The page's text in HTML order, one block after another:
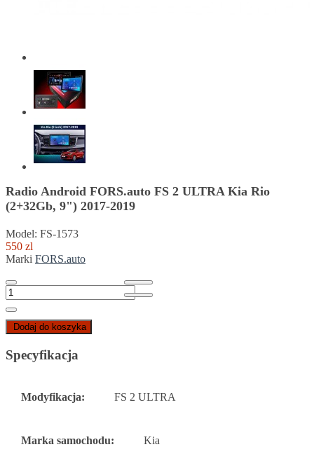
Radio Android FORS.auto FS 2 ULTRA Kia Rio
(2+32Gb, 9") 2017-2019
Model: FS-1573
550 zl
Marki FORS.auto
Dodaj do koszyka
Specyfikacja
Modyfikacja: FS 2 ULTRA
Marka samochodu: Kia